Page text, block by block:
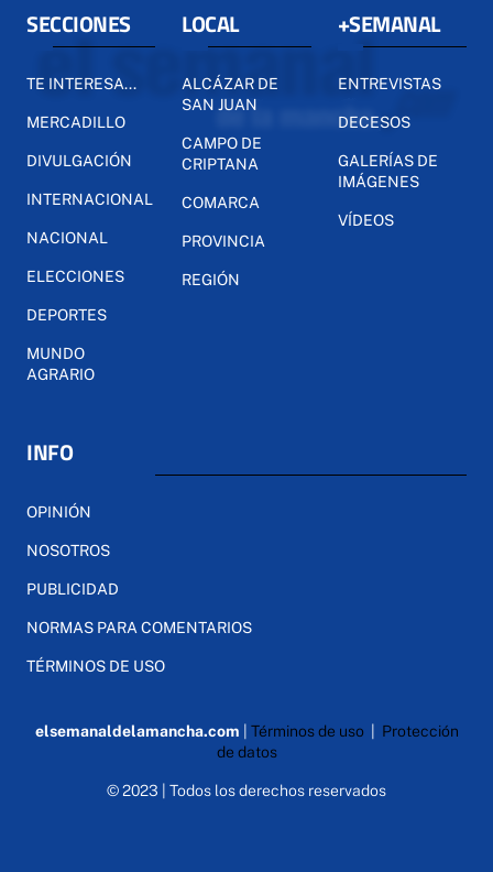
SECCIONES
TE INTERESA...
MERCADILLO
DIVULGACIÓN
INTERNACIONAL
NACIONAL
ELECCIONES
DEPORTES
MUNDO
AGRARIO
LOCAL
ALCÁZAR DE
SAN JUAN
CAMPO DE
CRIPTANA
COMARCA
PROVINCIA
REGIÓN
+SEMANAL
ENTREVISTAS
DECESOS
GALERÍAS DE
IMÁGENES
VÍDEOS
INFO
OPINIÓN
NOSOTROS
PUBLICIDAD
NORMAS PARA COMENTARIOS
TÉRMINOS DE USO
elsemanaldelamancha.com Términos de uso| Protección
de datos
© 2023 | Todos los derechos reservados